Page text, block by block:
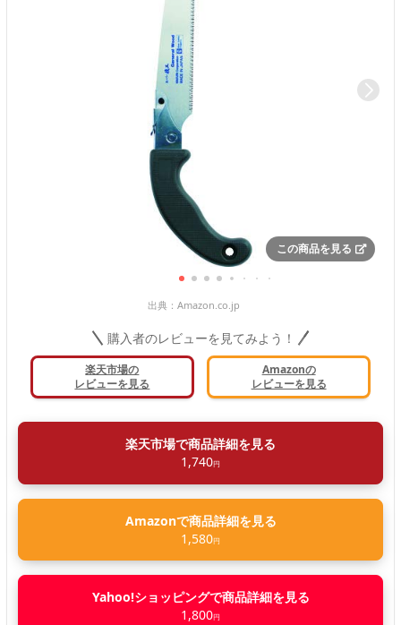
この商品を見る
出典： Amazon.co.jp
購入者のレビューを見てみよう！
楽天市場の
レビューを見る
Amazonの
レビューを見る
楽天市場で商品詳細を見る
1,740円
Amazonで商品詳細を見る
1,580円
Yahoo!ショッピングで商品詳細を見る
1,800円